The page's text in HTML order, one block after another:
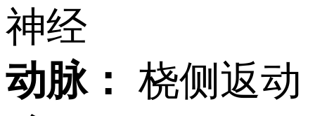
神经
动脉： 桡侧返动